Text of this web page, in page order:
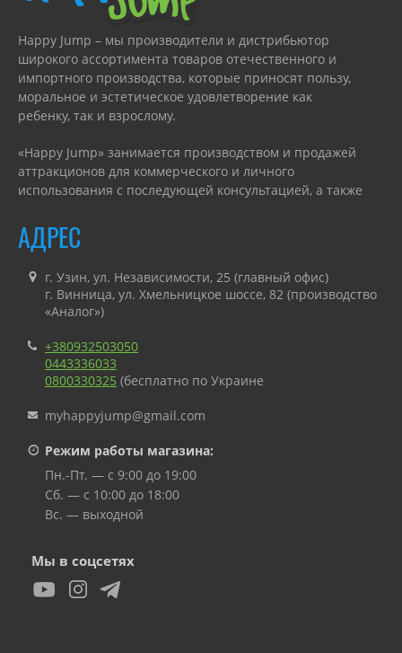
Happy Jump – мы производители и дистрибьютор
широкого ассортимента товаров отечественного и
импортного производства, которые приносят пользу,
моральное и эстетическое удовлетворение как
ребенку, так и взрослому.
«Happy Jump» занимается производством и продажей
аттракционов для коммерческого и личного
использования с последующей консультацией, а также
АДРЕС
г. Узин, ул. Независимости, 25 (главный офис)
г. Винница, ул. Хмельницкое шоссе, 82 (производство
«Аналог»)
+380932503050
0443336033
0800330325 (бесплатно по Украине
myhappyjump@gmail.com
Режим работы магазина:
Пн.-Пт. — с 9:00 до 19:00
Сб. — с 10:00 до 18:00
Вс. — выходной
Мы в соцсетях